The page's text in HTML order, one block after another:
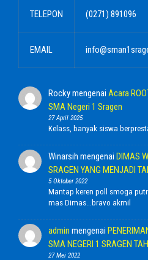
TELEPON (0271) 891096
EMAIL
Rockymengenai Acara
SMA Negeri 1 Sragen
27 April 2025
Kelass, banyak siswa
Winarsih mengenai DIMAS
SRAGEN YANG MENJADI
5 Oktober 2022
Mantap keren poll smoga
mas Dimas...bravo akmil
admin mengenai
SMA NEGERI 1 SRAGEN
27 Mei 2022